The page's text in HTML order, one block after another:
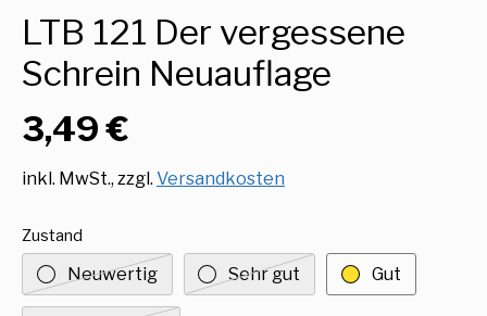
LTB 121 Der vergessene
Schrein Neuauflage
3,49 €
inkl. MwSt., zzgl. Versandkosten
Zustand
Neuwertig Sehr gut Gut